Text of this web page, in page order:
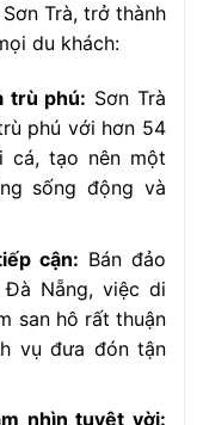
Trà, trở thành
du khách:
trù phú: Sơn Trà
phú với hơn 54
cá, tạo nên một
sống động và
cận: Bán đảo
Nẵng, việc di
san hô rất thuận
vụ đưa đón tận
nhìn tuyệt vời: